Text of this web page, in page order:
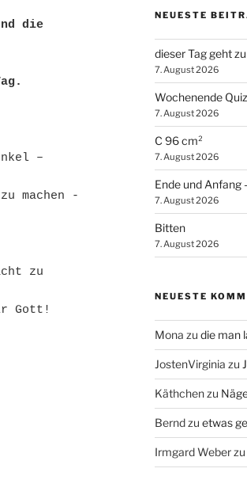
die
–
machen -
zu
Gott!
NEUESTE
dieser Tag geht
7. August 2026
Wochenende Quiz
7. August 2026
C 96 cm²
7. August 2026
Ende und Anfang
7. August 2026
Bitten
7. August 2026
NEUESTE
Mona zu die man
JostenVirginia zu
Käthchenzu
Berndzu etwas
Irmgard Weberzu